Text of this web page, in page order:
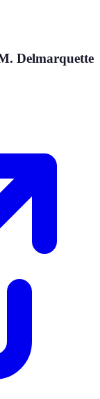
Delmarquette